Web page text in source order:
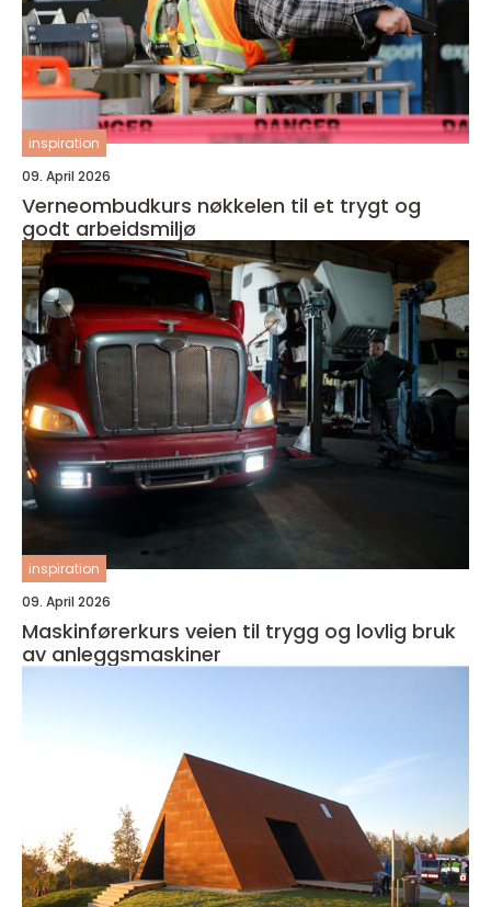
inspiration
09. April 2026
Verneombudkurs nøkkelen til et trygt og
godt arbeidsmiljø
inspiration
09. April 2026
Maskinførerkurs veien til trygg og lovlig bruk
av anleggsmaskiner